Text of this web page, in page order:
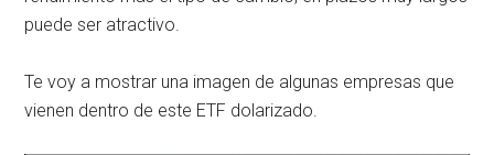
puede ser atractivo.
Te voy a mostrar una imagen de algunas empresas que
vienen dentro de este ETF dolarizado.